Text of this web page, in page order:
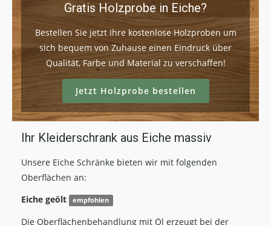
Gratis Holzprobe in Eiche?
Bestellen Sie jetzt Ihre kostenlose Holzproben um
sich bequem von Zuhause einen Eindruck über
Qualität, Farbe und Material zu verschaffen!
Jetzt Holzprobe bestellen
Ihr Kleiderschrank aus Eiche massiv
Unsere Eiche Schränke bieten wir mit folgenden
Oberflächen an:
Eiche geölt
empfohlen
Die Oberflächenbehandlung mit Öl erzeugt bei der